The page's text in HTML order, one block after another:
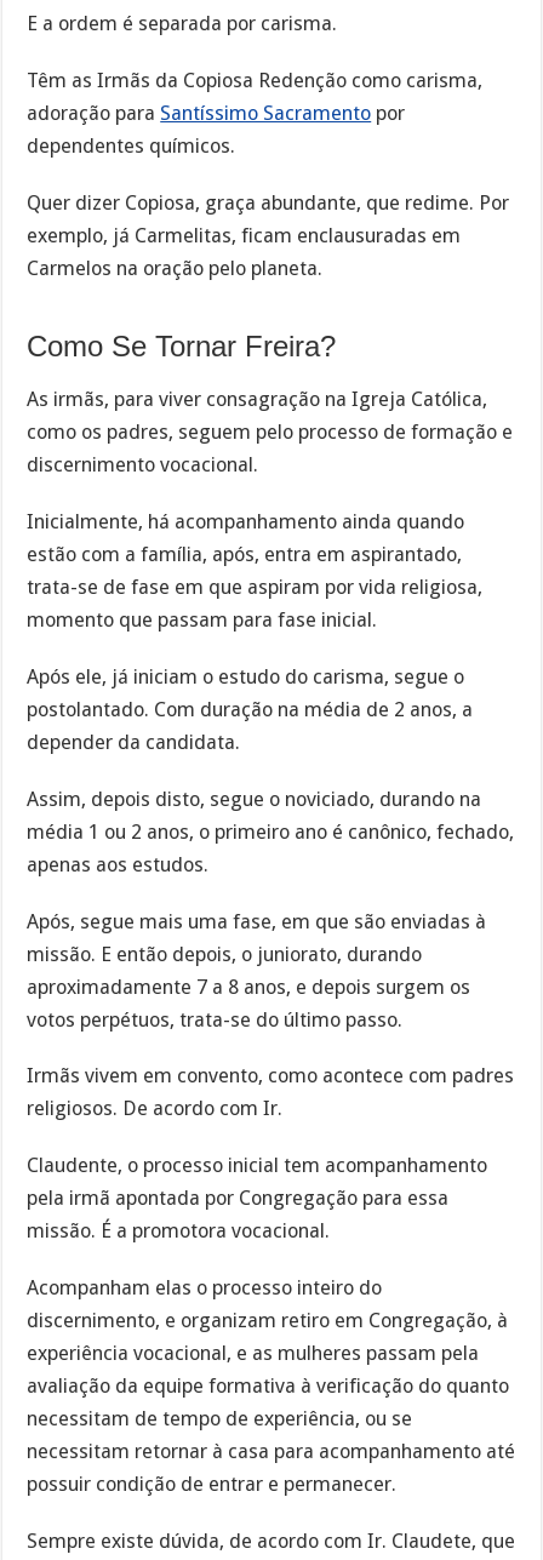
E a ordem é separada por carisma.
Têm as Irmãs da Copiosa Redenção como carisma,
adoração para Santíssimo Sacramento por
dependentes químicos.
Quer dizer Copiosa, graça abundante, que redime. Por
exemplo, já Carmelitas, ficam enclausuradas em
Carmelos na oração pelo planeta.
Como Se Tornar Freira?
As irmãs, para viver consagração na Igreja Católica,
como os padres, seguem pelo processo de formação e
discernimento vocacional.
Inicialmente, há acompanhamento ainda quando
estão com a família, após, entra em aspirantado,
trata-se de fase em que aspiram por vida religiosa,
momento que passam para fase inicial.
Após ele, já iniciam o estudo do carisma, segue o
postolantado. Com duração na média de 2 anos, a
depender da candidata.
Assim, depois disto, segue o noviciado, durando na
média 1 ou 2 anos, o primeiro ano é canônico, fechado,
apenas aos estudos.
Após, segue mais uma fase, em que são enviadas à
missão. E então depois, o juniorato, durando
aproximadamente 7 a 8 anos, e depois surgem os
votos perpétuos, trata-se do último passo.
Irmãs vivem em convento, como acontece com padres
religiosos. De acordo com Ir.
Claudente, o processo inicial tem acompanhamento
pela irmã apontada por Congregação para essa
missão. É a promotora vocacional.
Acompanham elas o processo inteiro do
discernimento, e organizam retiro em Congregação, à
experiência vocacional, e as mulheres passam pela
avaliação da equipe formativa à verificação do quanto
necessitam de tempo de experiência, ou se
necessitam retornar à casa para acompanhamento até
possuir condição de entrar e permanecer.
Sempre existe dúvida, de acordo com Ir. Claudete, que